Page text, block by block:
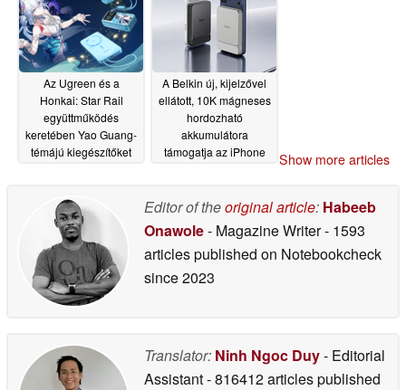
07/05/2026
Az Ugreen és a
Honkai: Star Rail
együttműködés
keretében Yao Guang-
témájú kiegészítőket
A Belkin új, kijelzővel
ellátott, 10K mágneses
hordozható
akkumulátora
támogatja az iPhone
06/25/2026
Show more articles
Editor of theoriginal article: Habeeb
Onawole- Magazine Writer- 1593
articles published on Notebookcheck
since 2023
Translator: Ninh Ngoc Duy- Editorial
Assistant- 816412 articles published